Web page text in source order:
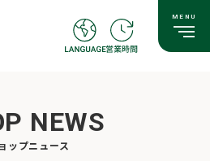
NEWS
ップニュース